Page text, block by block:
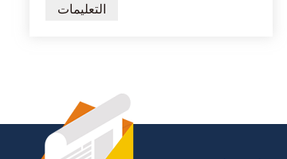
التعليمات